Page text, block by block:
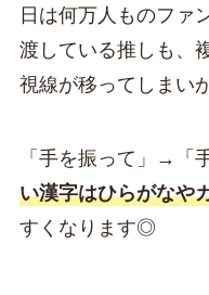
日は何万人ものファ
渡している推しも、
視線が移ってしまい
「手を振って」→「
い漢字はひらがなや
すくなります◎